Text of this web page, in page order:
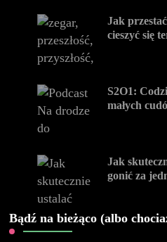
Jak
cieszyć się
S2O1:
małych
Jak
gonić za
Bądź na bieżąco (albo